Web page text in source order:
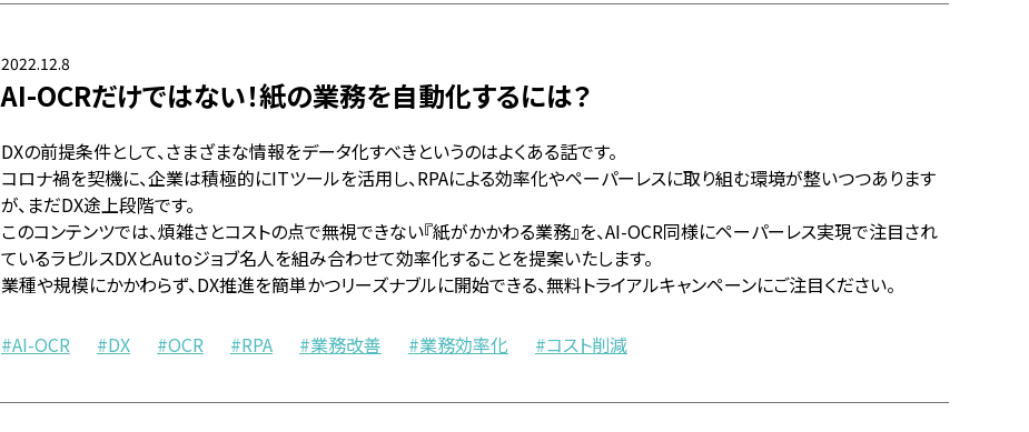
2022.12.8
AI-OCRだけではない！紙の業務を自動化するには？
DXの前提条件として、さまざまな情報をデータ化すべきというのはよくある話です。
コロナ禍を契機に、企業は積極的にITツールを活用し、RPAによる効率化やペーパーレスに取り組む環境が整いつつあります
が、まだDX途上段階です。
このコンテンツでは、煩雑さとコストの点で無視できない『紙がかかわる業務』を、AI-OCR同様にペーパーレス実現で注目され
ているラピルスDXとAutoジョブ名人を組み合わせて効率化することを提案いたします。
業種や規模にかかわらず、DX推進を簡単かつリーズナブルに開始できる、無料トライアルキャンペーンにご注目ください。
AI-OCR DX OCR RPA 業務改善 業務効率化 コスト削減